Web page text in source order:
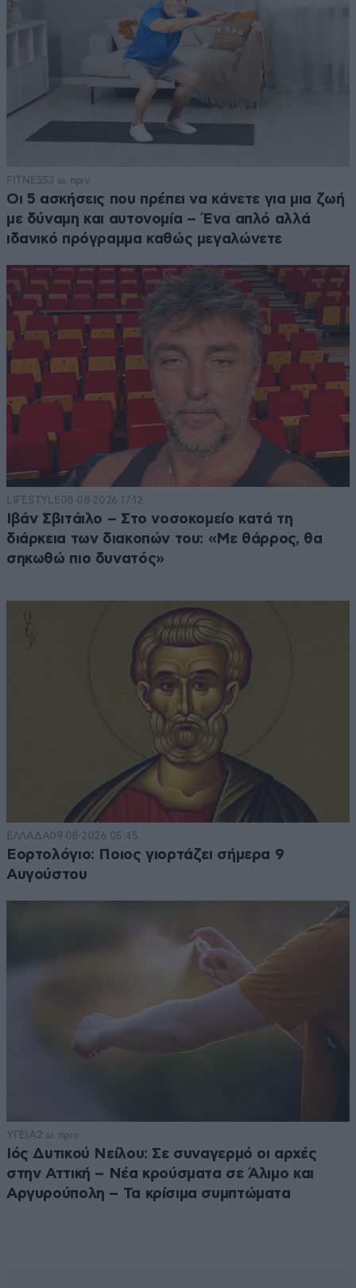
FITNESS3 ω. πριν
Οι 5 ασκήσεις που πρέπει να κάνετε για μια ζωή
με δύναμη και αυτονομία – Ένα απλό αλλά
ιδανικό πρόγραμμα καθώς μεγαλώνετε
LIFESTYLE08·08·2026 17:12
Ιβάν Σβιτάιλο – Στο νοσοκομείο κατά τη
διάρκεια των διακοπών του: «Με θάρρος, θα
σηκωθώ πιο δυνατός»
ΕΛΛΑΔΑ09·08·2026 05:45
Εορτολόγιο: Ποιος γιορτάζει σήμερα 9
Αυγούστου
ΥΓΕΙΑ2 ω. πριν
Ιός Δυτικού Νείλου: Σε συναγερμό οι αρχές
στην Αττική – Νέα κρούσματα σε Άλιμο και
Αργυρούπολη – Τα κρίσιμα συμπτώματα